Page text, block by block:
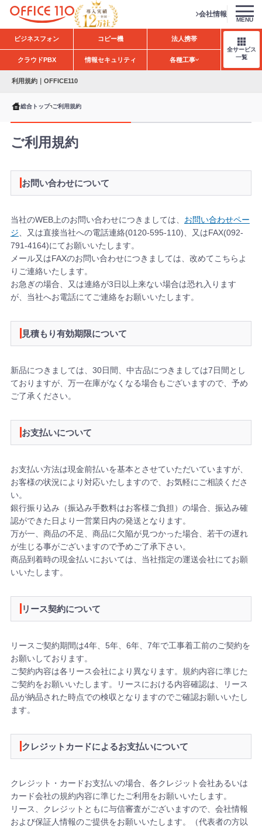
H
o
会社情報
MENU
ビジネスフォン コピー機 法人携帯
クラウドPBX 情報セキュリティ 各種工事
全サービス
一覧
利用規約｜OFFICE110
総合トップ ご利用規約
ご利用規約
お問い合わせについて
当社のWEB上のお問い合わせにつきましては、 お問い合わせペー
ジ 、又は直接当社への電話連絡(0120-595-110)、又はFAX(092-
791-4164)にてお願いいたします。
メール又はFAXのお問い合わせにつきましては、改めてこちらよ
りご連絡いたします。
お急ぎの場合、又は連絡が3日以上来ない場合は恐れ入ります
が、当社へお電話にてご連絡をお願いいたします。
見積もり有効期限について
新品につきましては、30日間、中古品につきましては7日間とし
ておりますが、万一在庫がなくなる場合もございますので、予め
ご了承ください。
お支払いについて
お支払い方法は現金前払いを基本とさせていただいていますが、
お客様の状況により対応いたしますので、お気軽にご相談くださ
い。
銀行振り込み（振込み手数料はお客様ご負担）の場合、振込み確
認ができた日より一営業日内の発送となります。
万が一、商品の不足、商品に欠陥が見つかった場合、若干の遅れ
が生じる事がございますので予めご了承下さい。
商品到着時の現金払いにおいては、当社指定の運送会社にてお願
いいたします。
リース契約について
リースご契約期間は4年、5年、6年、7年で工事着工前のご契約を
お願いしております。
ご契約内容は各リース会社により異なります。規約内容に準じた
ご契約をお願いいたします。リースにおける内容確認は、リース
品が納品された時点での検収となりますのでご確認お願いいたし
ます。
クレジットカードによるお支払いについて
クレジット・カードお支払いの場合、各クレジット会社あるいは
カード会社の規約内容に準じたご利用をお願いいたします。
リース、クレジットともに与信審査がございますので、会社情報
および保証人情報のご提供をお願いいたします。（代表者の方以